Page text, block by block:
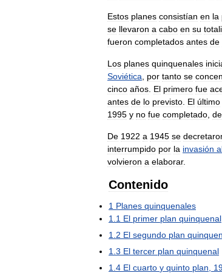
Estos planes consistían en la
se llevaron a cabo en su
fueron completados antes de
Los planes quinquenales
Soviética
por tanto se
cinco años El primero fue
antes de lo previsto El último
1995 y no fue completado
De 1922 a 1945 se
interrumpido por la invasión
volvieron a elaborar.
Contenido
1 Planes quinquenales
1 1 El primer plan quinquenal
1 2 El segundo plan
1 3 El tercer plan quinquenal
1 4 El cuarto y quinto plan